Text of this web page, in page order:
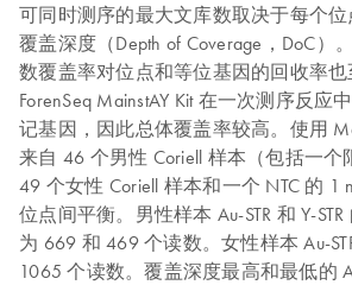
可同时测序的最大文库数取决于每个
覆盖深度（Depth of Coverage，DoC）
数覆盖率对位点和等位基因的回收率也
ForenSeq MainstAY Kit 在一次测序反应
记基因，因此总体覆盖率较高。使用
来自 46 个男性 Coriell 样本（包括一个
49 个女性 Coriell 样本和一个 NTC 的 1
位点间平衡。男性样本 Au-STR 和 Y-
为 669 和 469 个读数。女性样本 Au-
1065 个读数。覆盖深度最高和最低的